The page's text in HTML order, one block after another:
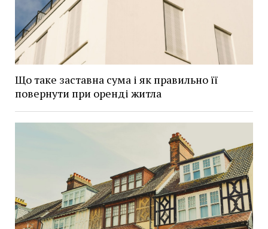
Що таке заставна сума і як правильно її
повернути при оренді житла